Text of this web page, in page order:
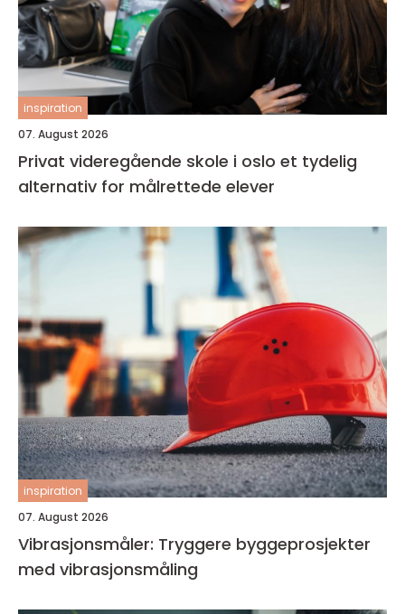
inspiration
07. August 2026
Privat videregående skole i oslo et tydelig
alternativ for målrettede elever
inspiration
07. August 2026
Vibrasjonsmåler: Tryggere byggeprosjekter
med vibrasjonsmåling